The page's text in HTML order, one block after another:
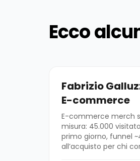
Ecco
Fabrizio
E-commerce
E-commerce merch
misura: 45.000
primo giorno, funnel
all’acquisto per chi